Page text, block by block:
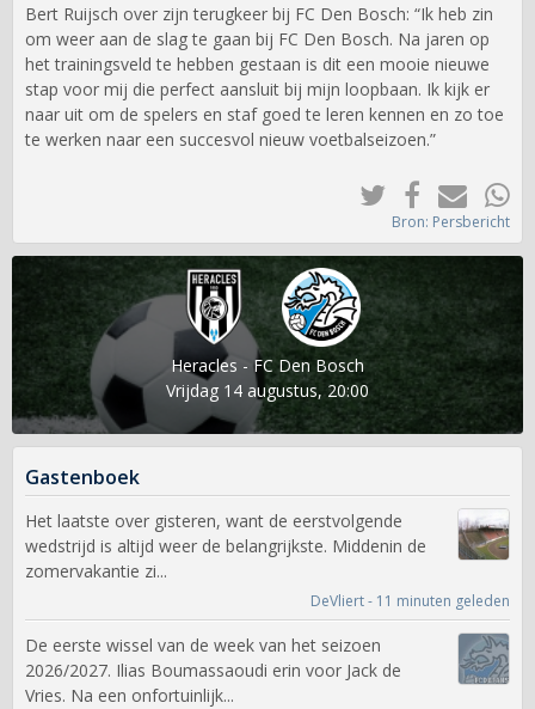
Bert Ruijsch over zijn terugkeer bij FC Den Bosch: “Ik heb zin
om weer aan de slag te gaan bij FC Den Bosch. Na jaren op
het trainingsveld te hebben gestaan is dit een mooie nieuwe
stap voor mij die perfect aansluit bij mijn loopbaan. Ik kijk er
naar uit om de spelers en staf goed te leren kennen en zo toe
te werken naar een succesvol nieuw voetbalseizoen.”
Bron: Persbericht
Heracles - FC Den Bosch
Vrijdag 14 augustus, 20:00
Gastenboek
Het laatste over gisteren, want de eerstvolgende
wedstrijd is altijd weer de belangrijkste. Middenin de
zomervakantie zi...
DeVliert - 11 minuten geleden
De eerste wissel van de week van het seizoen
2026/2027. Ilias Boumassaoudi erin voor Jack de
Vries. Na een onfortuinlijk...